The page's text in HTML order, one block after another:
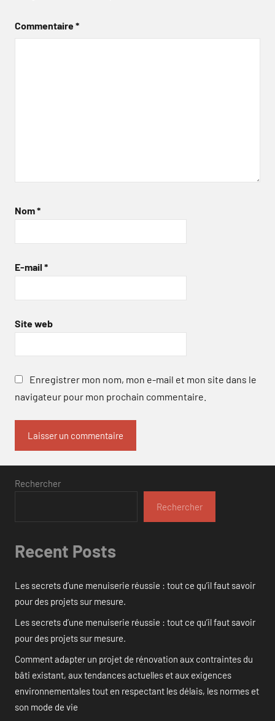
Commentaire*
Nom*
E-mail *
Site web
Enregistrer mon nom, mon e-mail et mon site dans le
navigateur pour mon prochain commentaire.
Rechercher
Rechercher
Recent Posts
Les secrets d’une menuiserie réussie : tout ce qu’il faut savoir
pour des projets sur mesure.
Les secrets d’une menuiserie réussie : tout ce qu’il faut savoir
pour des projets sur mesure.
Comment adapter un projet de rénovation aux contraintes du
bâti existant, aux tendances actuelles et aux exigences
environnementales tout en respectant les délais, les normes et
son mode de vie